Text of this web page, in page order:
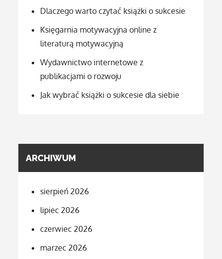
Dlaczego warto czytać książki o sukcesie
Księgarnia motywacyjna online z
literaturą motywacyjną
Wydawnictwo internetowe z
publikacjami o rozwoju
Jak wybrać książki o sukcesie dla siebie
ARCHIWUM
sierpień 2026
lipiec 2026
czerwiec 2026
marzec 2026